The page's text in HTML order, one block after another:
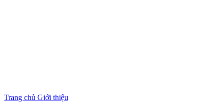
Trang chủ Giới thiệu